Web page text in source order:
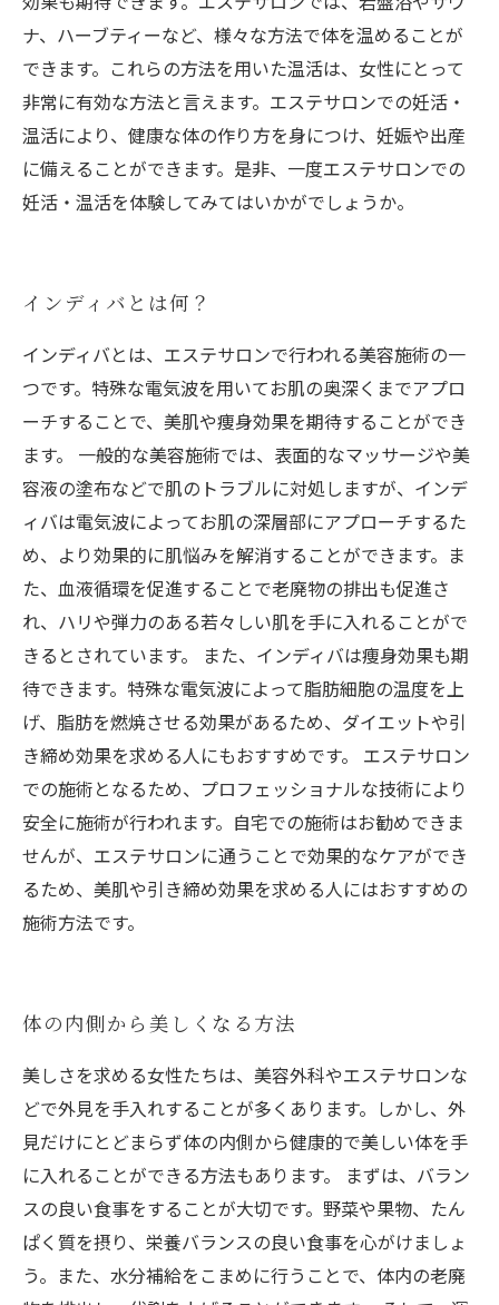
ナ、ハーブティーなど、様々な方法で体を温めることが
できます。これらの方法を用いた温活は、女性にとって
非常に有効な方法と言えます。エステサロンでの妊活・
温活により、健康な体の作り方を身につけ、妊娠や出産
に備えることができます。是非、一度エステサロンでの
妊活・温活を体験してみてはいかがでしょうか。
インディバとは何？
インディバとは、エステサロンで行われる美容施術の一
つです。特殊な電気波を用いてお肌の奥深くまでアプロ
ーチすることで、美肌や痩身効果を期待することができ
ます。 一般的な美容施術では、表面的なマッサージや美
容液の塗布などで肌のトラブルに対処しますが、インデ
ィバは電気波によってお肌の深層部にアプローチするた
め、より効果的に肌悩みを解消することができます。ま
た、血液循環を促進することで老廃物の排出も促進さ
れ、ハリや弾力のある若々しい肌を手に入れることがで
きるとされています。 また、インディバは痩身効果も期
待できます。特殊な電気波によって脂肪細胞の温度を上
げ、脂肪を燃焼させる効果があるため、ダイエットや引
き締め効果を求める人にもおすすめです。 エステサロン
での施術となるため、プロフェッショナルな技術により
安全に施術が行われます。自宅での施術はお勧めできま
せんが、エステサロンに通うことで効果的なケアができ
るため、美肌や引き締め効果を求める人にはおすすめの
施術方法です。
体の内側から美しくなる方法
美しさを求める女性たちは、美容外科やエステサロンな
どで外見を手入れすることが多くあります。しかし、外
見だけにとどまらず体の内側から健康的で美しい体を手
に入れることができる方法もあります。 まずは、バラン
スの良い食事をすることが大切です。野菜や果物、たん
ぱく質を摂り、栄養バランスの良い食事を心がけましょ
う。また、水分補給をこまめに行うことで、体内の老廃